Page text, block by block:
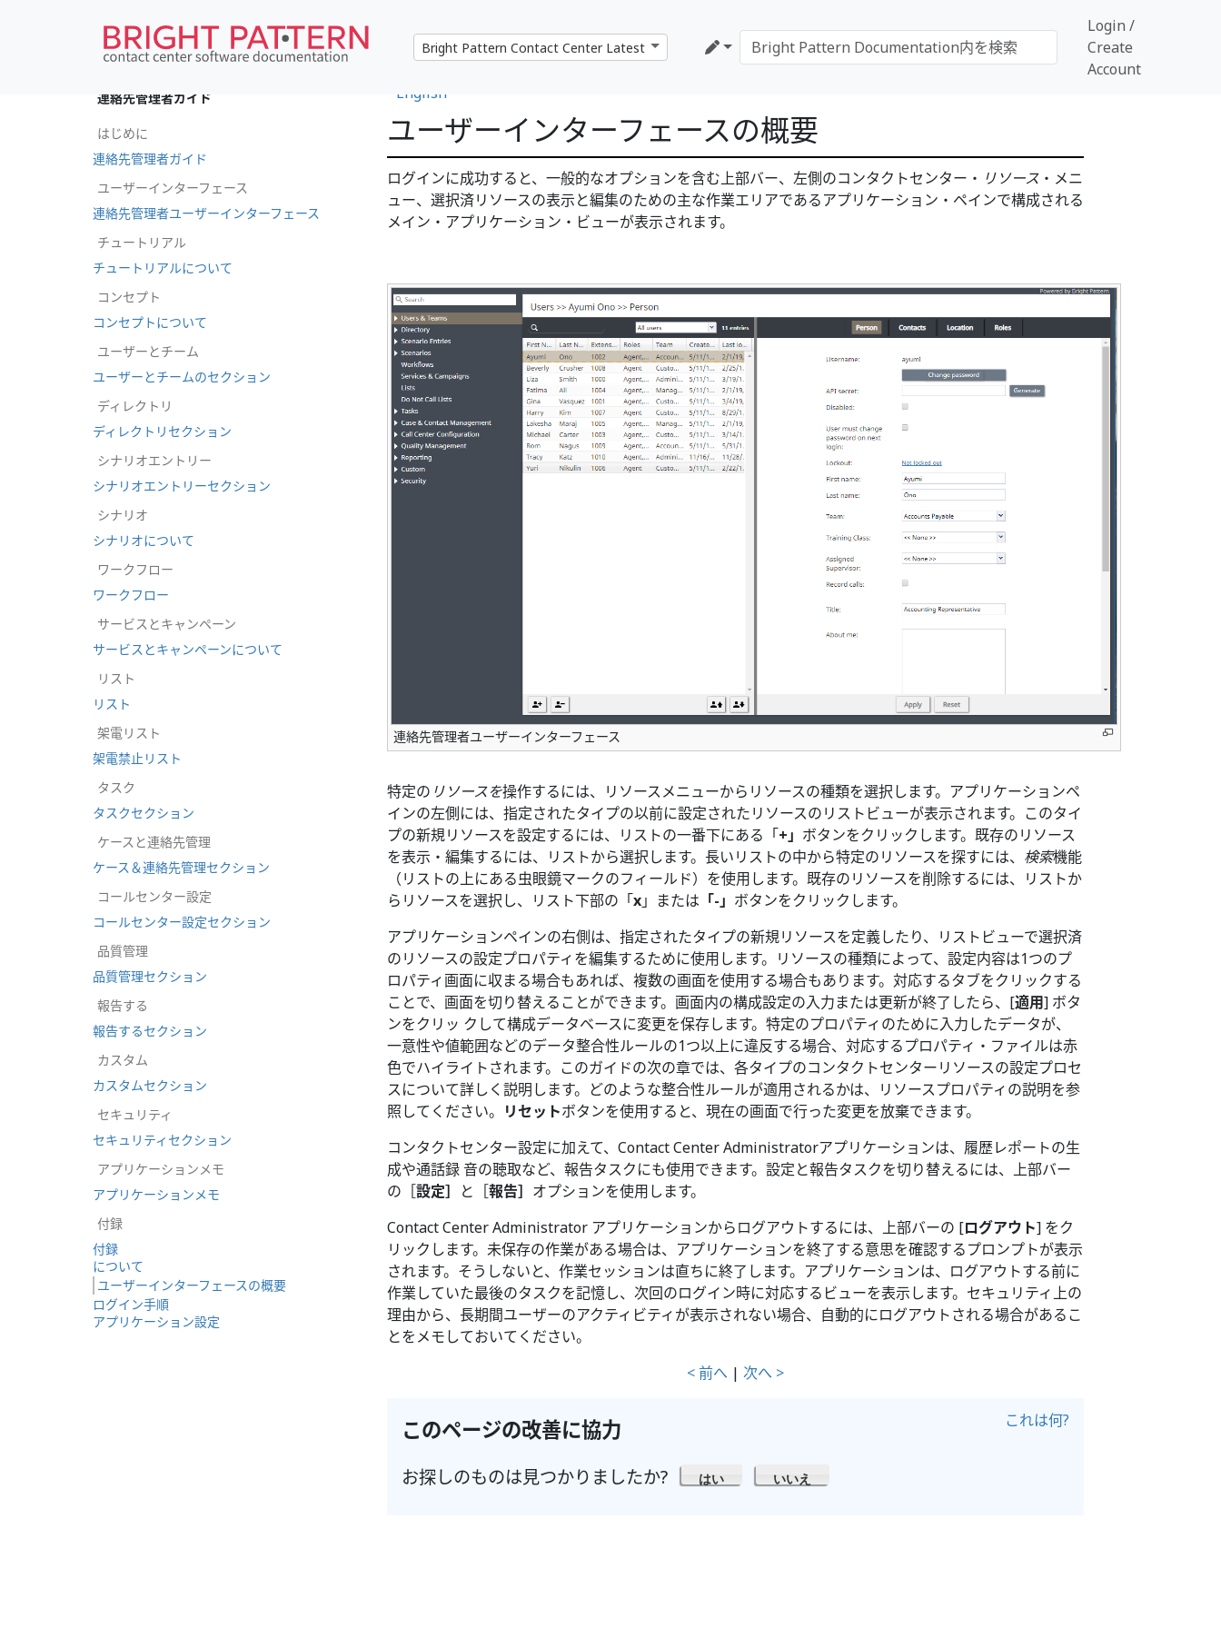
Login /
Create
Account
English
ユーザーインターフェースの概要
ログインに成功すると、一般的なオプションを含む上部バー、左側のコンタクトセンター・ リソース ・メニ
ュー、選択済リソースの表示と編集のための主な作業エリアであるアプリケーション・ペインで構成される
メイン・アプリケーション・ビューが表示されます。
連絡先管理者ユーザーインターフェース
特定の リソースを操作するには、リソースメニューからリソースの種類を選択します。アプリケーションペ
インの左側には、指定されたタイプの以前に設定されたリソースのリストビューが表示されます。このタイ
プの新規リソースを設定するには、リストの一番下にある「+」 ボタンをクリックします。既存のリソース
を表示・編集するには、リストから選択します。長いリストの中から特定のリソースを探すには、 検索機能
（リストの上にある虫眼鏡マークのフィールド）を使用します。既存のリソースを削除するには、リストか
らリソースを選択し、リスト下部の「x」または 「-」 ボタンをクリックします。
アプリケーションペインの右側は、指定されたタイプの新規リソースを定義したり、リストビューで選択済
のリソースの設定プロパティを編集するために使用します。リソースの種類によって、設定内容は1つのプ
ロパティ画面に収まる場合もあれば、複数の画面を使用する場合もあります。対応するタブをクリックする
ことで、画面を切り替えることができます。画面内の構成設定の入力または更新が終了したら、[適用] ボタ
ンをクリッ クして構成データベースに変更を保存します。特定のプロパティのために入力したデータが、
一意性や値範囲などのデータ整合性ルールの1つ以上に違反する場合、対応するプロパティ・ファイルは赤
色でハイライトされます。このガイドの次の章では、各タイプのコンタクトセンターリソースの設定プロセ
スについて詳しく説明します。どのような整合性ルールが適用されるかは、リソースプロパティの説明を参
照してください。 リセットボタンを使用すると、現在の画面で行った変更を放棄できます。
コンタクトセンター設定に加えて、Contact Center Administratorアプリケーションは、履歴レポートの生
成や通話録 音の聴取など、報告タスクにも使用できます。設定と報告タスクを切り替えるには、上部バー
の［設定］ と［報告］ オプションを使用します。
Contact Center Administrator アプリケーションからログアウトするには、上部バーの [ログアウト] をク
リックします。未保存の作業がある場合は、アプリケーションを終了する意思を確認するプロンプトが表示
されます。そうしないと、作業セッションは直ちに終了します。アプリケーションは、ログアウトする前に
作業していた最後のタスクを記憶し、次回のログイン時に対応するビューを表示します。セキュリティ上の
理由から、長期間ユーザーのアクティビティが表示されない場合、自動的にログアウトされる場合があるこ
とをメモしておいてください。
< 前へ | 次へ >
このページの改善に協力 これは何?
お探しのものは見つかりましたか? はい いいえ
連絡先管理者ガイド
はじめに
連絡先管理者ガイド
ユーザーインターフェース
連絡先管理者ユーザーインターフェース
チュートリアル
チュートリアルについて
コンセプト
コンセプトについて
ユーザーとチーム
ユーザーとチームのセクション
ディレクトリ
ディレクトリセクション
シナリオエントリー
シナリオエントリーセクション
シナリオ
シナリオについて
ワークフロー
ワークフロー
サービスとキャンペーン
サービスとキャンペーンについて
リスト
リスト
架電リスト
架電禁止リスト
タスク
タスクセクション
ケースと連絡先管理
ケース＆連絡先管理セクション
コールセンター設定
コールセンター設定セクション
品質管理
品質管理セクション
報告する
報告するセクション
カスタム
カスタムセクション
セキュリティ
セキュリティセクション
アプリケーションメモ
アプリケーションメモ
付録
付録
について
ユーザーインターフェースの概要
ログイン手順
アプリケーション設定